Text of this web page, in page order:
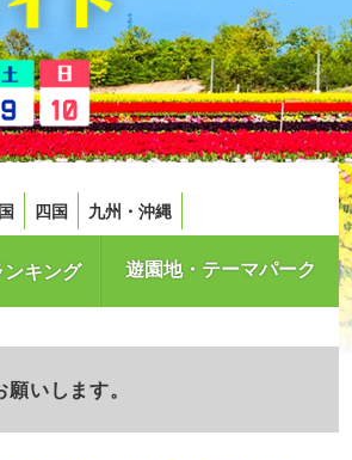
四国 九州・沖縄
キング 遊園地・テーマパーク
いします。